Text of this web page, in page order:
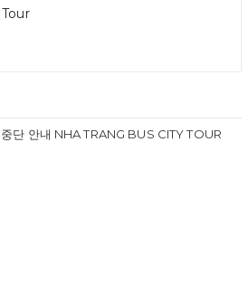
단 안내 NHA TRANG BUS CITY TOUR